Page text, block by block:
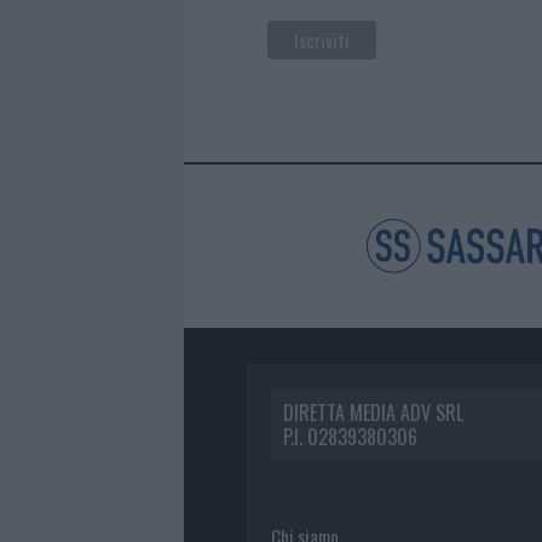
DIRETTA MEDIA ADV SRL
P.I. 02839380306
Chi siamo